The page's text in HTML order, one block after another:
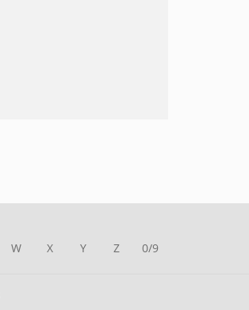
W X Y Z 0/9